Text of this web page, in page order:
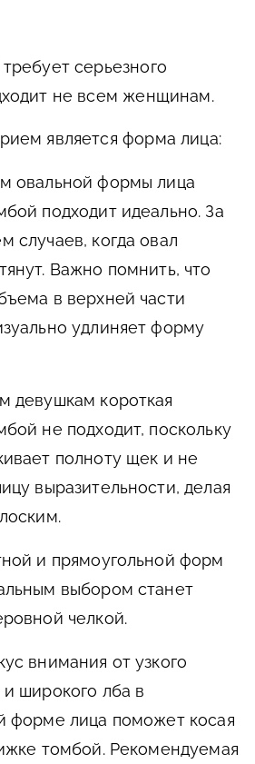
серьезного
не всем женщинам.
является форма лица:
овальной формы лица
подходит идеально. За
случаев, когда овал
Важно помнить, что
в верхней части
удлиняет форму
девушкам короткая
не подходит, поскольку
полноту щек и не
выразительности, делая
и прямоугольной форм
выбором станет
челкой.
внимания от узкого
широкого лба в
форме лица поможет косая
томбой. Рекомендуемая